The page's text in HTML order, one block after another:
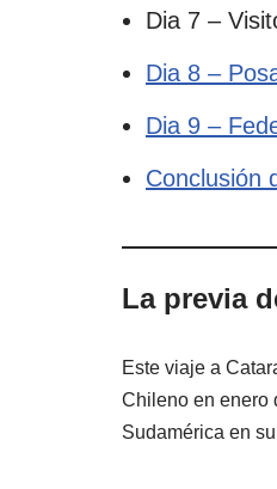
Dia 7 –
Dia 8 –
Dia 9 –
Conclusión
La previa
Este viaje a
Chileno en enero
Sudamérica en